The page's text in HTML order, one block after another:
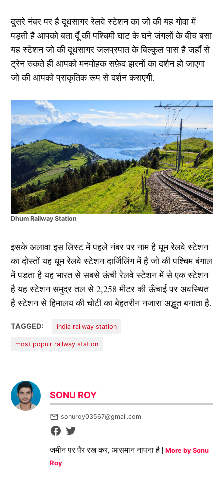
दुसरे नंबर पर है दूधसागर रेलवे स्टेशन का जो की यह गोवा में
पड़ती है आपको बता दूँ की पश्चिमी घाट के घने जंगलों के बीच बसा
यह स्टेशन जो की दूधसागर जलप्रपात के बिल्कुल पास है जहाँ से
ट्रेन रुकते ही आपको मनमोहक सफ़ेद झरनों का दर्शन हो जाएगा
जो की आपको प्राकृतिक रूप से दर्शन कराएगी.
Dhum Railway Station
इसके अलावा इस लिस्ट में पहले नंबर पर नाम है घूम रेलवे स्टेशन
का दोस्तों यह धूम रेलवे स्टेशन दार्जिलिंग में है जो की पश्चिम बंगाल
में पड़ता है यह भारत से सबसे ऊंची रेलवे स्टेशन में से एक स्टेशन
है यह स्टेशन समुद्र तल से 2,258 मीटर की ऊँचाई पर अवस्थित
है स्टेशन से हिमालय की चोटी का बेहतरीन नजारा अद्भुत बनाता है.
TAGGED: india railway station
most populr railway station
SONU ROY
sonuroy03567@gmail.com
जमीन पर पैर रख कर, आसमान नापना है |More by Sonu
Roy